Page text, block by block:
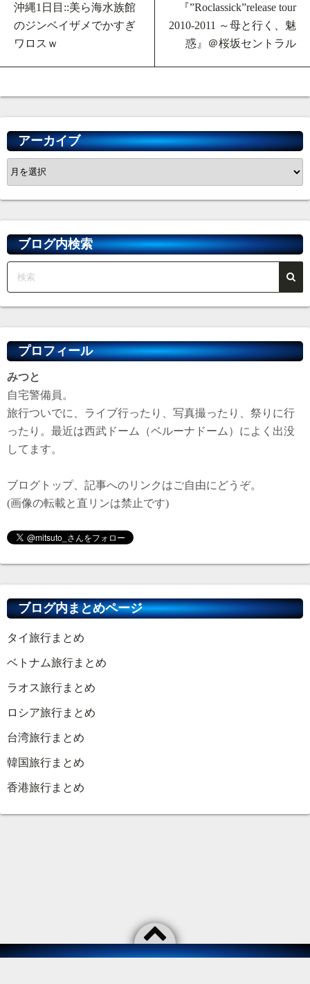
沖縄1日目::美ら海水族館
のジンベイザメでかすぎ
ワロスｗ
『”Roclassick”release tour
2010-2011 ～母と行く、魅
惑』＠桜坂セントラル
アーカイブ
ア
ー
カ
イ
ブブログ内検索
プロフィール
みつと
自宅警備員。
旅行ついでに、ライブ行ったり、写真撮ったり、祭りに行
ったり。最近は西武ドーム（ベルーナドーム）によく出没
してます。
ブログトップ、記事へのリンクはご自由にどうぞ。
(画像の転載と直リンは禁止です)
ブログ内まとめページ
タイ旅行まとめ
ベトナム旅行まとめ
ラオス旅行まとめ
ロシア旅行まとめ
台湾旅行まとめ
韓国旅行まとめ
香港旅行まとめ